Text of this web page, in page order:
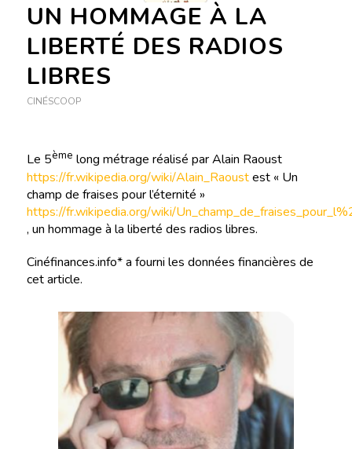
UN HOMMAGE À LA
LIBERTÉ DES RADIOS
LIBRES
CINÉSCOOP
Le 5ème long métrage réalisé par Alain Raoust
https://fr.wikipedia.org/wiki/Alain_Raoustest « Un
champ de fraises pour l’éternité »
https://fr.wikipedia.org/wiki/
, un hommage à la liberté des radios libres.
Cinéfinances.info* a fourni les données financières de
cet article.